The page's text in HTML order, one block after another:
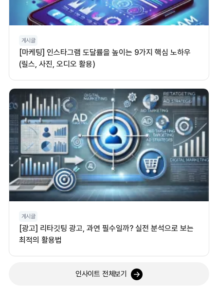
게시글
[마케팅] 인스타그램 도달률을 높이는 9가지 핵심 노하우
(릴스, 사진, 오디오 활용)
게시글
[광고] 리타깃팅 광고, 과연 필수일까? 실전 분석으로 보는
최적의 활용법
인사이트 전체보기